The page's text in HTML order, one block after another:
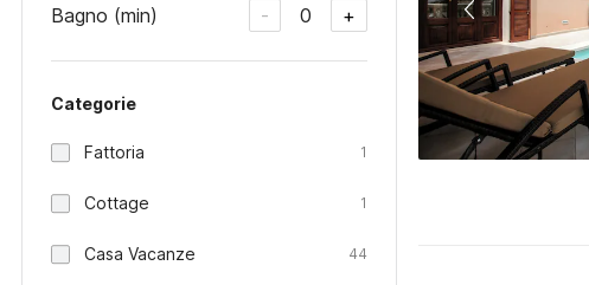
Bagno (min) - 0 +
Categorie
Fattoria 1
Cottage 1
Casa Vacanze 44